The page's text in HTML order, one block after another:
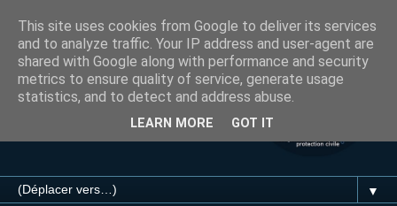
▼
This site uses cookies from Google to deliver its services
and to analyze traffic. Your IP address and user-agent are
shared with Google along with performance and security
metrics to ensure quality of service, generate usage
statistics, and to detect and address abuse.
LEARN MORE GOT IT